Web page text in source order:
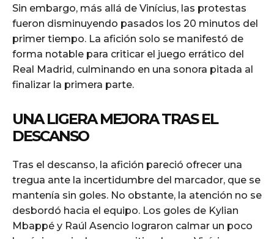
Sin embargo, más allá de Vinícius, las protestas
fueron disminuyendo pasados los 20 minutos del
primer tiempo. La afición solo se manifestó de
forma notable para criticar el juego errático del
Real Madrid, culminando en una sonora pitada al
finalizar la primera parte.
UNA LIGERA MEJORA TRAS EL
DESCANSO
Tras el descanso, la afición pareció ofrecer una
tregua ante la incertidumbre del marcador, que se
mantenía sin goles. No obstante, la atención no se
desbordó hacia el equipo. Los goles de Kylian
Mbappé y Raúl Asencio lograron calmar un poco